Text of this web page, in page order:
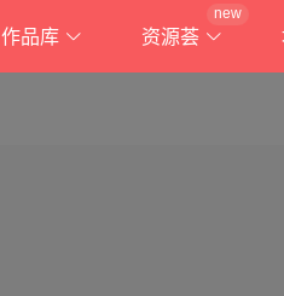
作品库 资源荟
new